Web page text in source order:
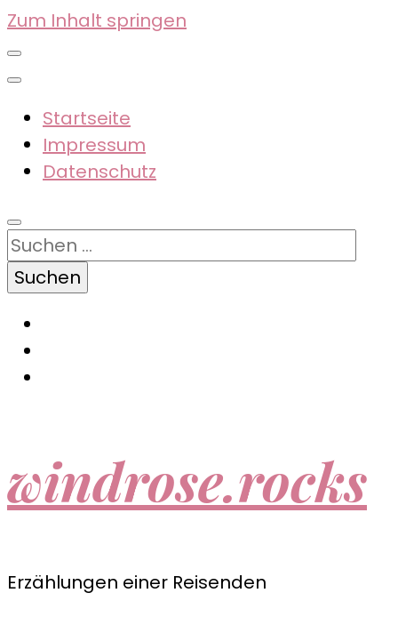
Zum Inhalt springen
Startseite
Impressum
Datenschutz
Suchen
nach:
windrose.rocks
Erzählungen einer Reisenden